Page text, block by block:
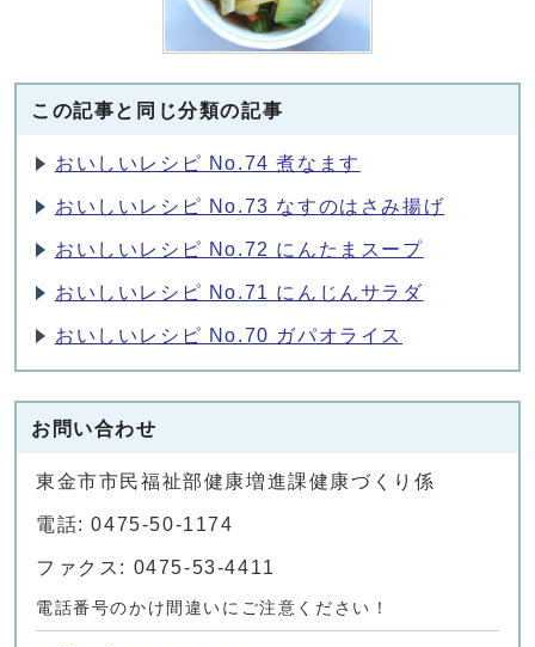
この記事と同じ分類の記事
おいしいレシピ No.74 煮なます
おいしいレシピ No.73 なすのはさみ揚げ
おいしいレシピ No.72 にんたまスープ
おいしいレシピ No.71 にんじんサラダ
おいしいレシピ No.70 ガパオライス
お問い合わせ
東金市市民福祉部健康増進課健康づくり係
電話: 0475-50-1174
ファクス: 0475-53-4411
電話番号のかけ間違いにご注意ください！